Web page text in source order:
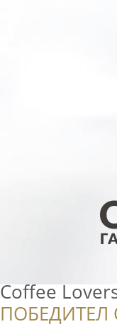
Coffee
ПОБЕДИТЕЛ